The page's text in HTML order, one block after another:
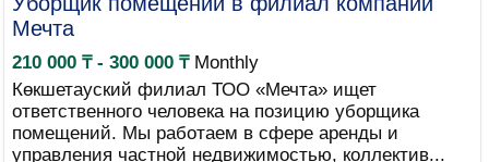
Мечта
210 000 ₸ - 300 000 ₸Monthly
Көкшетауский филиал ТОО «Мечта» ищет
ответственного человека на позицию уборщика
помещений. Мы работаем в сфере аренды и
управления частной недвижимостью, коллектив...